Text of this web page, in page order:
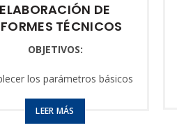
ELABORACIÓN DE
TÉCNICOS
OBJETIVOS:
los parámetros básicos
tanto en la redacción
como en el rubro técnico.
LEER MÁS